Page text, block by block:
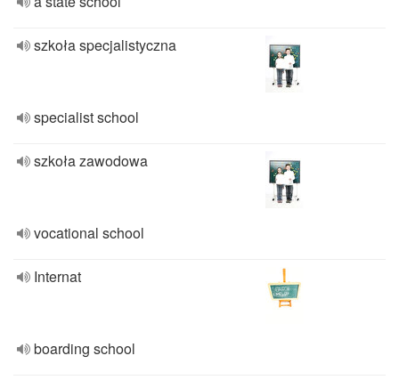
szkoła specjalistyczna
specialist school
szkoła zawodowa
vocational school
Internat
boarding school